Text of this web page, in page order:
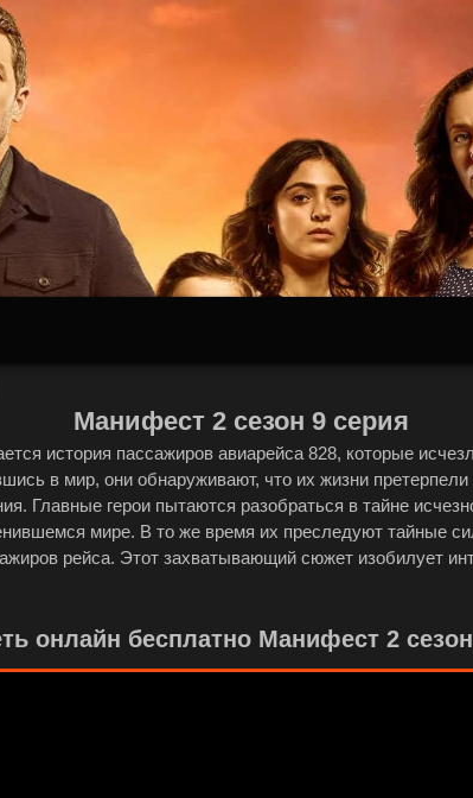
Манифест 2 сезон 9 серия
история пассажиров авиарейса 828, которые
в мир, они обнаруживают, что их жизни
Главные герои пытаются разобраться в тайне
мире. В то же время их преследуют тайные
рейса. Этот захватывающий сюжет изобилует
онлайн бесплатно Манифест 2